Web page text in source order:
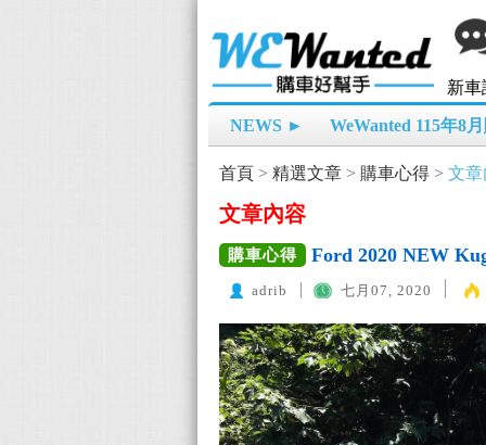
新車
NEWS ► WeWanted 115年8
首頁 > 精選文章 > 購車心得 > 文
文章內容
購車心得 Ford 2020 NEW
adrib 七月07, 2020